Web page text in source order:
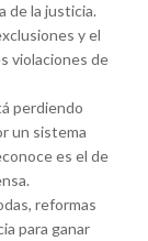
de la justicia.
y el
violaciones de
perdiendo
un sistema
es el de
reformas
para ganar